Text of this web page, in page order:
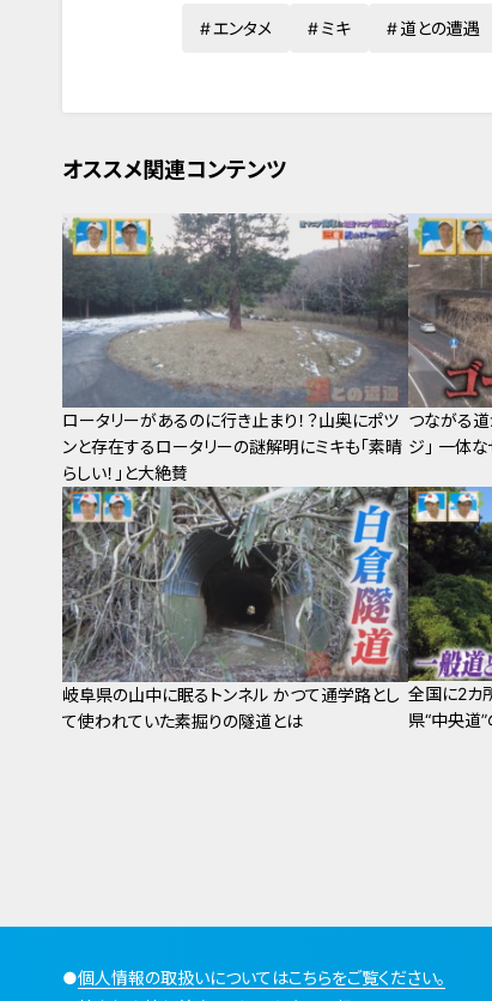
エンタメ ミキ 道との遭遇
オススメ関連コンテンツ
ロータリーがあるのに行き止まり！？山奥にポツ
ンと存在するロータリーの謎解明にミキも「素晴
らしい！」と大絶賛
つながる道
ジ」 一体
岐阜県の山中に眠るトンネル かつて通学路とし
て使われていた素掘りの隧道とは
全国に2カ
県“中央道
●個人情報の取扱いについてはこちらをご覧ください。